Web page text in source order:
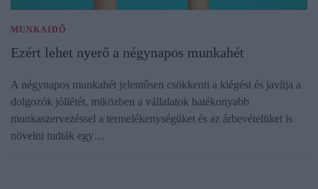
MUNKAIDŐ
Ezért lehet nyerő a négynapos munkahét
A négynapos munkahét jelentősen csökkenti a kiégést és javítja a
dolgozók jóllétét, miközben a vállalatok hatékonyabb
munkaszervezéssel a termelékenységüket és az árbevételüket is
növelni tudták egy…